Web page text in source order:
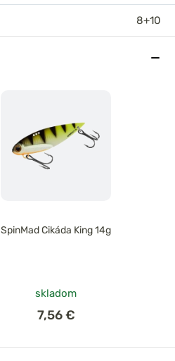
8+10
SpinMad Cikáda King 14g
skladom
7,56 €